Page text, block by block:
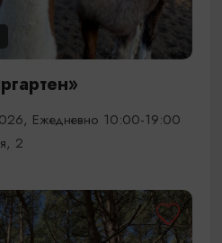
Ежедневно 10:00-19:00
2